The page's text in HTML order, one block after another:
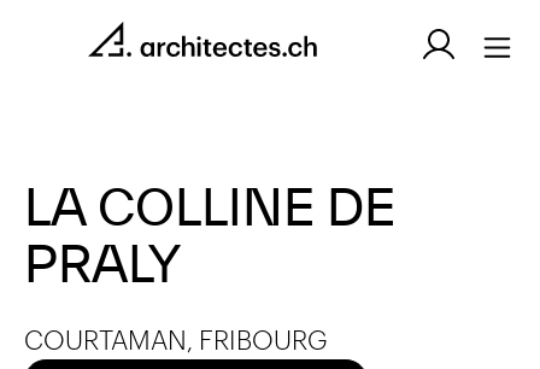
LA COLLINE DE
PRALY
COURTAMAN, FRIBOURG